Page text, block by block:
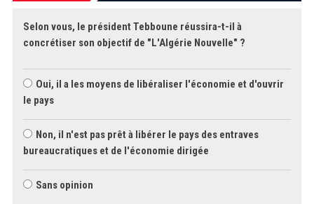
Selon vous, le président Tebboune réussira-t-il à
concrétiser son objectif de "L'Algérie Nouvelle" ?
Oui, il a les moyens de libéraliser l'économie et d'ouvrir
le pays
Non, il n'est pas prêt à libérer le pays des entraves
bureaucratiques et de l'économie dirigée
Sans opinion